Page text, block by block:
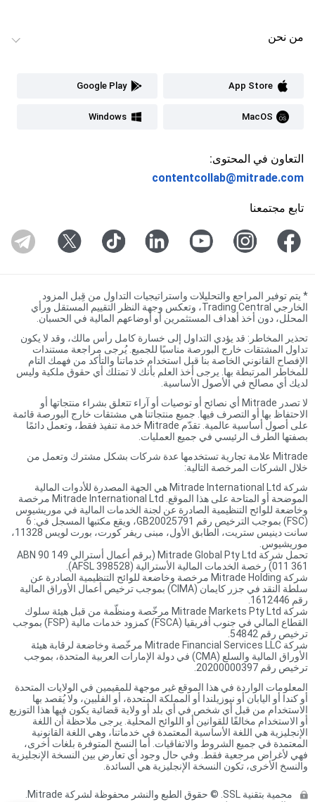
من نحن
App Store
Google Play
MacOS
Windows
التعاون في المحتوى:
contentcollab@mitrade.com
تابع مجتمعنا
* يتم توفير المراجع والتحليلات واستراتيجيات التداول من قِبل المزود
الخارجي Trading Central، وتعكس وجهة النظر التقييم المستقل ورأي
المحلل، دون أخذ أهداف المستثمرين أو أوضاعهم المالية في الحسبان.
تحذير المخاطر: قد يؤدي التداول إلى خسارة كامل رأس مالك، وقد لا يكون
تداول المشتقات خارج البورصة مناسبًا للجميع. يُرجى مراجعة مستندات
الإفصاح القانوني الخاصة بنا قبل استخدام خدماتنا والتأكد من فهمك التام
للمخاطر المرتبطة بها. يرجى أخذ العلم بأنك لا تمتلك أي حقوق ملكية وليس
لديك أي مصالح في الأصول الأساسية.
لا تصدر Mitrade أي نصائح أو توصيات أو آراء تتعلق بشراء منتجاتها أو
الاحتفاظ بها أو التصرف فيها. جميع منتجاتنا هي مشتقات خارج البورصة قائمة
على أصول أساسية عالمية. تقدّم Mitrade خدمة تنفيذ فقط، وتعمل دائمًا
بصفتها الطرف الرئيسي في جميع العمليات.
Mitrade علامة تجارية تستخدمها عدة شركات بشكل مشترك وتعمل من
خلال الشركات المرخصة التالية:
شركة Mitrade International Ltd هي الجهة المصدرة للأدوات المالية
الموضحة أو المتاحة على هذا الموقع. Mitrade International Ltd مرخصة
وخاضعة للوائح التنظيمية الصادرة عن لجنة الخدمات المالية في موريشيوس
(FSC) بموجب الترخيص رقم GB20025791، ويقع مكتبها المسجل في: 6
سانت دينيس ستريت، الطابق الأول، مبنى ريفر كورت، بورت لويس 11328،
موريشيوس.
تحمل شركة Mitrade Global Pty Ltd (برقم أعمال أسترالي ABN 90 149
011 361) رخصة الخدمات المالية الأسترالية (AFSL 398528).
شركة Mitrade Holding مرخصة وخاضعة للوائح التنظيمية الصادرة عن
سلطة النقد في جزر كايمان (CIMA) بموجب ترخيص أعمال الأوراق المالية
رقم 1612446.
شركة Mitrade Markets Pty Ltd مرخّصة ومنظّمة من قبل هيئة سلوك
القطاع المالي في جنوب أفريقيا (FSCA) كمزود خدمات مالية (FSP) بموجب
ترخيص رقم 54842.
شركة Mitrade Financial Services LLC مرخّصة وخاضعة لرقابة هيئة
الأوراق المالية والسلع (CMA) في دولة الإمارات العربية المتحدة، بموجب
ترخيص رقم 20200000397.
المعلومات الواردة في هذا الموقع غير موجهة للمقيمين في الولايات المتحدة
أو كندا أو اليابان أو نيوزيلندا أو المملكة المتحدة، أو الفلبين، ولا يُقصد بها
الاستخدام من قبل أي شخص في أي بلد أو ولاية قضائية يكون فيها هذا التوزيع
أو الاستخدام مخالفًا للقوانين أو اللوائح المحلية. يرجى ملاحظة أن اللغة
الإنجليزية هي اللغة الأساسية المعتمدة في خدماتنا، وهي اللغة القانونية
المعتمدة في جميع الشروط والاتفاقيات. أما النسخ المتوفرة بلغات أخرى،
فهي لأغراض مرجعية فقط. وفي حال وجود أي تعارض بين النسخة الإنجليزية
والنسخ الأخرى، تكون النسخة الإنجليزية هي السائدة.
محمية بتقنية SSL. © حقوق الطبع والنشر محفوظة لشركة Mitrade.